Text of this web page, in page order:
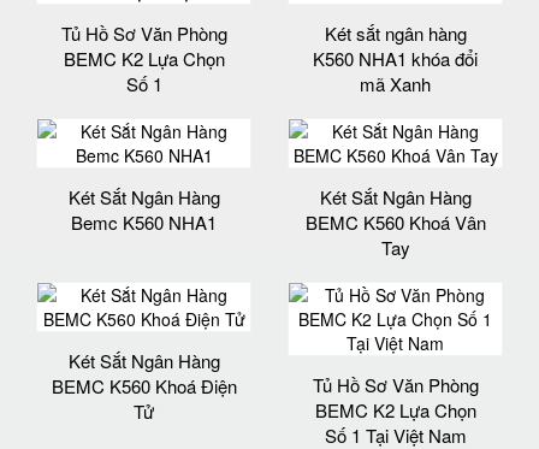
Tủ Hồ Sơ Văn Phòng
BEMC K2 Lựa Chọn
Số 1
Két sắt ngân hàng
K560 NHA1 khóa đổi
mã Xanh
Két Sắt Ngân Hàng
Bemc K560 NHA1
Két Sắt Ngân Hàng
BEMC K560 Khoá Vân
Tay
Két Sắt Ngân Hàng
BEMC K560 Khoá Điện
Tử
Tủ Hồ Sơ Văn Phòng
BEMC K2 Lựa Chọn
Số 1 Tại Việt Nam